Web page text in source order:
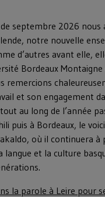
septembre 2026 nous
notre nouvelle
d’autres avant elle,
Bordeaux
remercions
et son engagement
au long de l’année
puis à Bordeaux, le
où il continuera à
langue et la culture
la parole à Leire pour